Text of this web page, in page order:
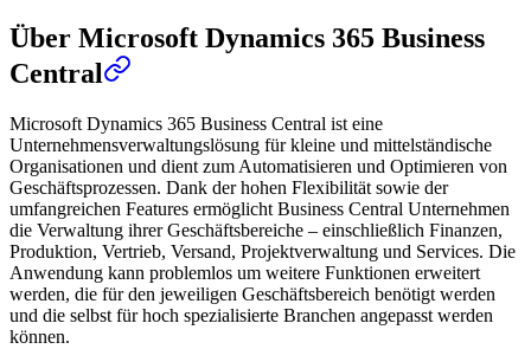
Über Microsoft Dynamics 365 Business
Central
Microsoft Dynamics 365 Business Central ist eine
Unternehmensverwaltungslösung für kleine und mittelständische
Organisationen und dient zum Automatisieren und Optimieren von
Geschäftsprozessen. Dank der hohen Flexibilität sowie der
umfangreichen Features ermöglicht Business Central Unternehmen
die Verwaltung ihrer Geschäftsbereiche – einschließlich Finanzen,
Produktion, Vertrieb, Versand, Projektverwaltung und Services. Die
Anwendung kann problemlos um weitere Funktionen erweitert
werden, die für den jeweiligen Geschäftsbereich benötigt werden
und die selbst für hoch spezialisierte Branchen angepasst werden
können.